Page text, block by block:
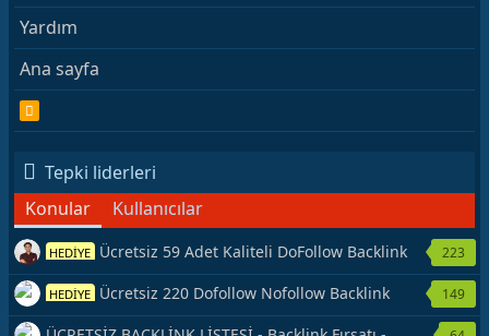
Yardım
Ana sayfa
S
Tepki liderleri
Konular
Kullanıcılar
HEDİYE Ücretsiz 59 Adet Kaliteli DoFollow Backlink
Kaynağı Veriyorum.
223
HEDİYE Ücretsiz 220 Dofollow Nofollow Backlink
Veriyorum
149